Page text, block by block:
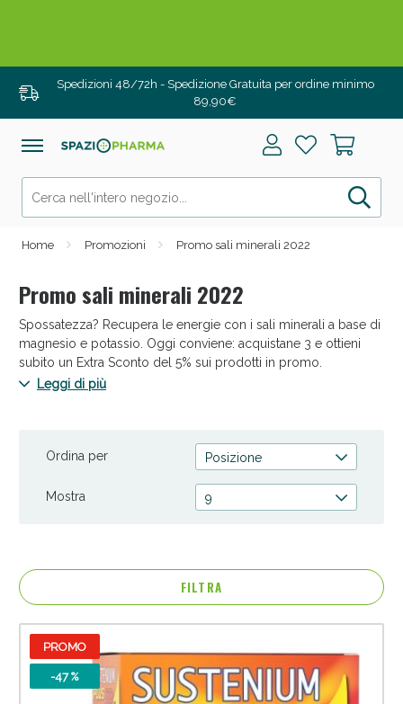
Spedizioni 48/72h - Spedizione Gratuita per ordine minimo
89,90€
Home Promozioni Promo sali minerali 2022
Promo sali minerali 2022
Spossatezza? Recupera le energie con i sali minerali a base di
magnesio e potassio. Oggi conviene: acquistane 3 e ottieni
subito un Extra Sconto del 5% sui prodotti in promo.
Leggi di più
Ordina per Posizione
Mostra 9
FILTRA
PROMO
-47 %
Salini e Multivitaminici: oggi Sconto extra fino al
50%!
Anticellulite e Fanghi: Sconto fino al 40% valido
oggi!